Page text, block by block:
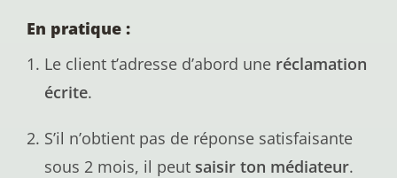
En pratique :
Le client t’adresse d’abord une réclamation
écrite.
S’il n’obtient pas de réponse satisfaisante
sous 2 mois, il peut saisir ton médiateur.